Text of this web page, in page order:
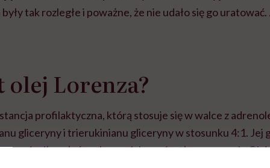
tak rozległe i poważne, że nie udało się go
olej Lorenza?
profilaktyczna, którą stosuje się w walce z
gliceryny i trierukinianu gliceryny w stosunku 4:1. Jej
długołańcuchowych kwasów tłuszczowych. Olej